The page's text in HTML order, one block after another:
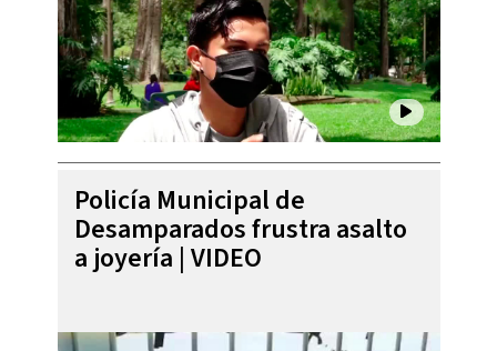
Policía Municipal de
Desamparados frustra asalto
a joyería | VIDEO